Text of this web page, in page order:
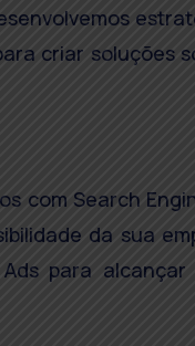
criar soluções
com Search
da sua
para